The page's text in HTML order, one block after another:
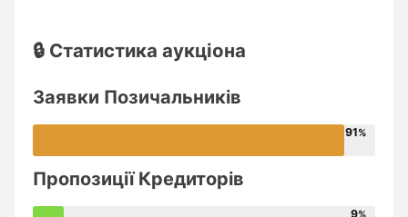
🔒 Статистика аукціона
Заявки Позичальників
91
Пропозиції Кредиторів
9